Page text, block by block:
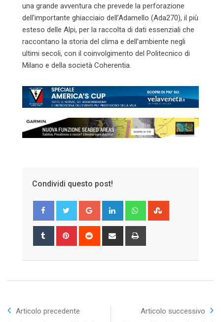
una grande avventura che prevede la perforazione
dell’importante ghiacciaio dell’Adamello (Ada270), il più
esteso delle Alpi, per la raccolta di dati essenziali che
raccontano la storia del clima e dell’ambiente negli
ultimi secoli, con il coinvolgimento del Politecnico di
Milano e della società Coherentia.
Condividi questo post!
Google+ LinkedIn Whatsapp
Tumblr Pinterest Reddit
Share
Articolo precedente Articolo successivo